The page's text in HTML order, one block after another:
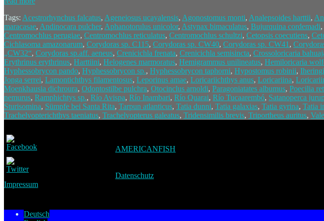
Tags: Acestrorhynchus falcatus, Ageneiosus ucayalensis, Agonostomus monti, Analepsoides harttii,
maracasae, Andinocara pulcher, Aphanotorulus unicolor, Astynax bimaculatus, Bujurquina cordemadi,
Centromochlus perugiae, Centromochlus reticulatus, Centromochlus schultzi, Cetopsis coecutiens,
Cichlasoma amazonarum, Corydoras sp. C115, Corydoras sp. CW40, Corydoras sp. CW41 ,
„CW32“, Corydoras sp.aff. aeneus, Crenicichla frenata, Crenicichla semisincta, Crossoloricaria
Erythrinus erythrinus, Harttiini, Helogenes marmoratus, Hemigrammus unilineatus, Hemiloricaria
Hyphessobrycon pando, Hyphessobrycon sp., Hyphessobrycon taphorni, Hypostomus robinii,
Jonga serrei, Lamontichthys filamentosus, Leporinus amae, Loricariichthys anus, Loricariina,
Moenkhausia dichroura, Odontostilbe pulchra, Otocinclus arnoldi, Paragoniatates albumus, Poecilia
nemurus, Ramphichtys sp., Río Avispa, Río Inambari, Río Quarai, Río Tucaarembó, Satanoperca
Sturisomina, Sümpfe bei Santa Rita, Tarpun atlanticus, Tatia dunni, Tatia galaxias, Tatia gyrina, Tatia
Trachelyopterichthys taeniatus, Trachelyopterus galeatus, Tridensimilis brevis, Triportheus auritus,
AMERICANFISH
Datenschutz
Impressum
Deutsch